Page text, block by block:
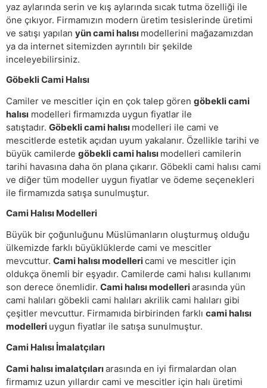
yaz aylarında serin ve kış aylarında sıcak tutma özelliği ile
öne çıkıyor. Firmamızın modern üretim tesislerinde üretimi
ve satışı yapılan yün cami halısı modellerini mağazamızdan
ya da internet sitemizden ayrıntılı bir şekilde
inceleyebilirsiniz.
Göbekli Cami Halısı
Camiler ve mescitler için en çok talep gören göbekli cami
halısı modelleri firmamızda uygun fiyatlar ile
satıştadır. Göbekli cami halısı modelleri ile cami ve
mescitlerde estetik açıdan uyum yakalanır. Özellikle tarihi ve
büyük camilerde göbekli cami halısı modelleri camilerin
tarihi havasına daha ön plana çıkarır. Göbekli cami halısı cami
ve diğer tüm modeller uygun fiyatlar ve ödeme seçenekleri
ile firmamızda satışa sunulmuştur.
Cami Halısı Modelleri
Büyük bir çoğunluğunu Müslümanların oluşturmuş olduğu
ülkemizde farklı büyüklüklerde cami ve mescitler
mevcuttur. Cami halısı modellericami ve mescitler için
oldukça önemli bir eşyadır. Camilerde cami halısı kullanımı
son derece önemlidir. Cami halısı modelleriarasında yün
cami halıları göbekli cami halıları akrilik cami halıları gibi
çeşitler mevcuttur. Firmamıda birbirinden farklı cami halısı
modelleri uygun fiyatlar ile satışa sunulmuştur.
Cami Halısı İmalatçıları
Cami halısı imalatçılarıarasında en iyi firmalardan olan
firmamız uzun yıllardır cami ve mescitler için halı üretimi